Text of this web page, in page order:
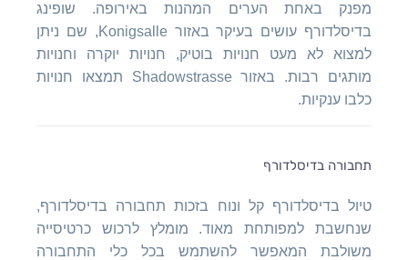
מפנק באחת הערים המהנות באירופה. שופינג
בדיסלדורף עושים בעיקר באזור Konigsalle, שם ניתן
למצוא לא מעט חנויות בוטיק, חנויות יוקרה וחנויות
מותגים רבות. באזור Shadowstrasse תמצאו חנויות
כלבו ענקיות.
תחבורה בדיסלדורף
טיול בדיסלדורף קל ונוח בזכות תחבורה בדיסלדורף,
שנחשבת למפותחת מאוד. מומלץ לרכוש כרטיסייה
משולבת המאפשר להשתמש בכל כלי התחבורה